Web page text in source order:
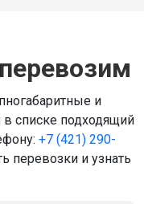
и
списке подходящий
+7 (421) 290-
перевозки и узнать